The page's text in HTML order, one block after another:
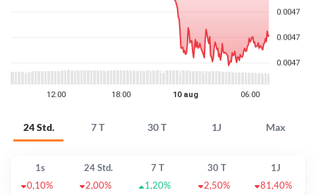
24 Std. 7 T 30 T 1J Max
1s 24 Std. 7 T 30 T
1J
0,10%
2,00% 1,20% 2,50% 81,40%